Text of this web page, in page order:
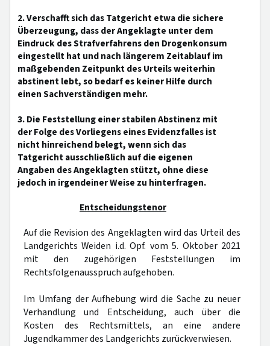
2. Verschafft sich das Tatgericht etwa die sichere
Überzeugung, dass der Angeklagte unter dem
Eindruck des Strafverfahrens den Drogenkonsum
eingestellt hat und nach längerem Zeitablauf im
maßgebenden Zeitpunkt des Urteils weiterhin
abstinent lebt, so bedarf es keiner Hilfe durch
einen Sachverständigen mehr.
3. Die Feststellung einer stabilen Abstinenz mit
der Folge des Vorliegens eines Evidenzfalles ist
nicht hinreichend belegt, wenn sich das
Tatgericht ausschließlich auf die eigenen
Angaben des Angeklagten stützt, ohne diese
jedoch in irgendeiner Weise zu hinterfragen.
Entscheidungstenor
Auf die Revision des Angeklagten wird das Urteil des
Landgerichts Weiden i.d. Opf. vom 5. Oktober 2021
mit den zugehörigen Feststellungen im
Rechtsfolgenausspruch aufgehoben.
Im Umfang der Aufhebung wird die Sache zu neuer
Verhandlung und Entscheidung, auch über die
Kosten des Rechtsmittels, an eine andere
Jugendkammer des Landgerichts zurückverwiesen.